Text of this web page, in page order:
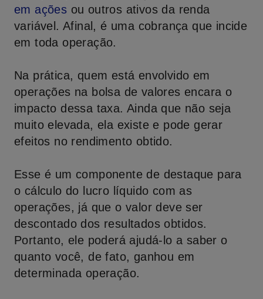
em ações ou outros ativos da renda
variável. Afinal, é uma cobrança que incide
em toda operação.
Na prática, quem está envolvido em
operações na bolsa de valores encara o
impacto dessa taxa. Ainda que não seja
muito elevada, ela existe e pode gerar
efeitos no rendimento obtido.
Esse é um componente de destaque para
o cálculo do lucro líquido com as
operações, já que o valor deve ser
descontado dos resultados obtidos.
Portanto, ele poderá ajudá-lo a saber o
quanto você, de fato, ganhou em
determinada operação.